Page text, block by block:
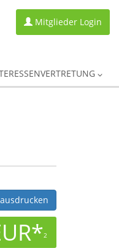
Mitglieder Login
2